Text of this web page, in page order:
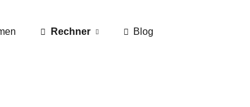
Rechner Blog